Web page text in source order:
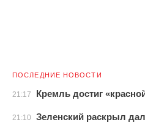
ПОСЛЕДНИЕ НОВОСТИ
21:17 Кремль достиг
21:10 Зеленский раскрыл